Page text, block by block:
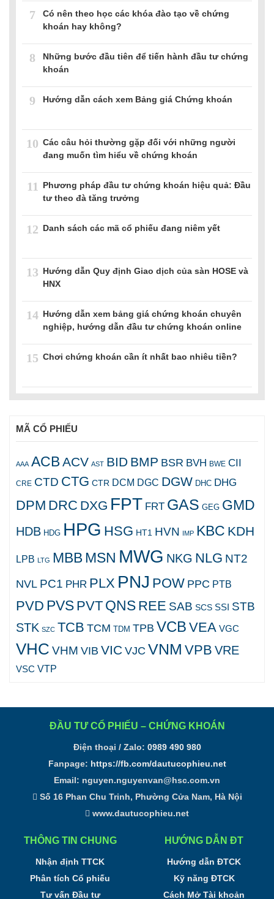
7
Có nên theo học các khóa đào tạo về chứng
khoán hay không?
8
Những bước đầu tiên để tiến hành đầu tư chứng
khoán
9 Hướng dẫn cách xem Bảng giá Chứng khoán
10 Các câu hỏi thường gặp đối với những người
đang muốn tìm hiểu về chứng khoán
11
Phương pháp đầu tư chứng khoán hiệu quả: Đầu
tư theo đà tăng trưởng
12 Danh sách các mã cổ phiếu đang niêm yết
13 Hướng dẫn Quy định Giao dịch của sàn HOSE và
HNX
14 Hướng dẫn xem bảng giá chứng khoán chuyên
nghiệp, hướng dẫn đầu tư chứng khoán online
15 Chơi chứng khoán cần ít nhất bao nhiêu tiền?
MÃ CỔ PHIẾU
AAA ACBACV AST BID BMP BSR BVH BWE CII
CRE CTD CTG CTR DCM DGC DGW DHC DHG
DPM DRC DXG FPT FRT GAS GEG GMD
HDB HDG HPG HSG HT1 HVN IMP KBC KDH
LPB LTG MBBMSN MWG NKG NLG NT2
NVL PC1 PHR PLX PNJ POW PPC PTB
PVD PVS PVT QNS REE SAB SCS SSI STB
STK SZC TCB TCM TDM TPB VCB VEA VGC
VHC VHM VIB VICVJC VNM VPB VRE
VSC VTP
ĐẦU TƯ CỔ PHIẾU – CHỨNG KHOÁN
Điện thoại / Zalo: 0989 490 980
Fanpage: https://fb.com/dautucophieu.net
Email: nguyen.nguyenvan@hsc.com.vn
Số 16 Phan Chu Trinh, Phường Cửa Nam, Hà Nội
www.dautucophieu.net
THÔNG TIN CHUNG
Nhận định TTCK
Phân tích Cổ phiếu
Tư vấn Đầu tư
HƯỚNG DẪN ĐT
Hướng dẫn ĐTCK
Kỹ năng ĐTCK
Cách Mở Tài khoản